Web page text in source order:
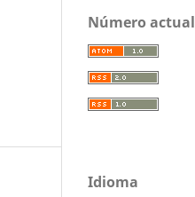
Número actual
Idioma